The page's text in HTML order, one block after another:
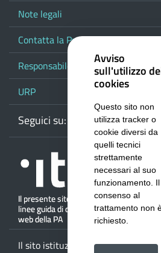
Note legali
Contatta la Provincia
Responsabile del procedimento di
URP
Seguici su: WebmailFacebook
Il sito istituzionale dellaProvincia
Avviso
sull'utilizzo
cookies
Questo sito non
utilizza tracker o
cookie diversi da
quelli tecnici
strettamente
necessari al suo
funzionamento. Il
consenso al
trattamento non
richiesto.